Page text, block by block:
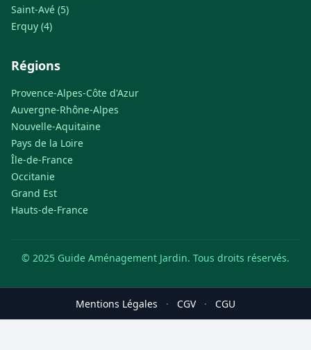
Saint-Avé (5)
Erquy (4)
Régions
Provence-Alpes-Côte d'Azur
Auvergne-Rhône-Alpes
Nouvelle-Aquitaine
Pays de la Loire
Île-de-France
Occitanie
Grand Est
Hauts-de-France
© 2025 Guide Aménagement Jardin. Tous droits réservés.
Mentions Légales · CGV · CGU